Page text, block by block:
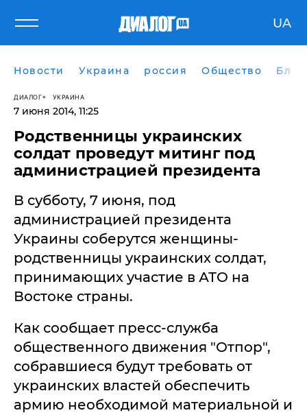
UA
Новости Украина россия Общество
ДИАЛОГ УКРАИНА
7 июня 2014, 11:25
Родственницы украинских
солдат проведут митинг под
администрацией президента
В субботу, 7 июня, под
администрацией президента
Украины соберутся женщины-
родственницы украинских солдат,
принимающих участие в АТО на
Востоке страны.
Как сообщает пресс-служба
общественного движения "Отпор",
собравшиеся будут требовать от
украинских властей обеспечить
армию необходимой материальной и